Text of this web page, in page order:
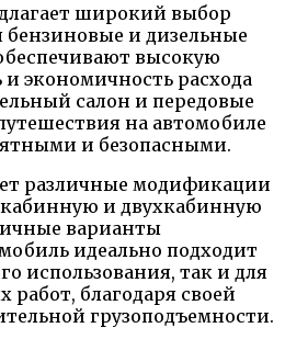
широкий выбор
бензиновые и дизельные
высокую
экономичность расхода
салон и передовые
на автомобиле
и безопасными.
различные модификации
и двухкабинную
варианты
идеально подходит
использования, так и для
благодаря своей
грузоподъемности.